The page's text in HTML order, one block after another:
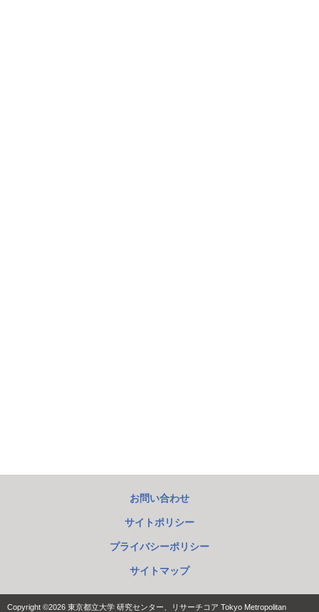
お問い合わせ
サイトポリシー
プライバシーポリシー
サイトマップ
Copyright ©2026 東京都立大学 研究センター、リサーチコア Tokyo Metropolitan